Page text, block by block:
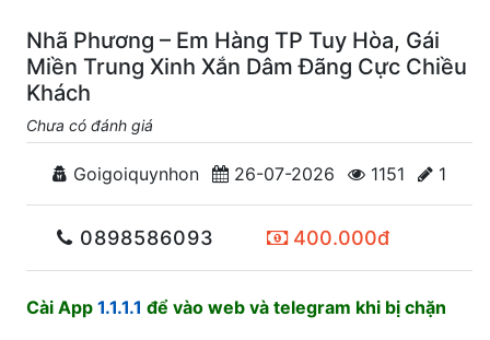
Nhã Phương – Em Hàng TP Tuy Hòa, Gái
Miền Trung Xinh Xắn Dâm Đãng Cực Chiều
Khách
Chưa có đánh giá
Goigoiquynhon 26-07-2026 1151 1
0898586093 400.000đ
Cài App 1.1.1.1 để vào web và telegram khi bị chặn